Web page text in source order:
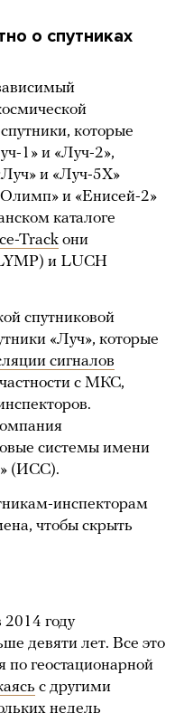
о спутниках
которые
1» и «Луч-2»,
и «Луч-5Х»
и «Енисей-2»
каталоге
Track они
и LUCH
спутниковой
«Луч», которые
сигналов
с МКС,
системы имени
(ИСС).
инспекторам
чтобы скрыть
2014 году
девяти лет. Все это
геостационарной
с другими
недель